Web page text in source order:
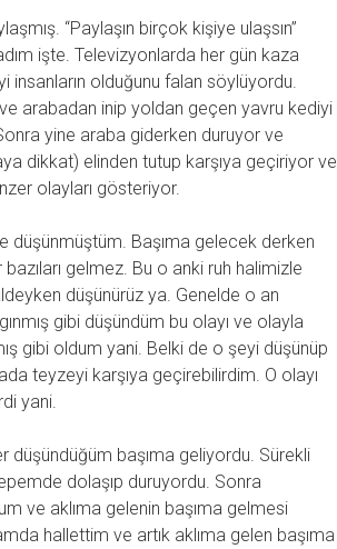
“Paylaşın birçok kişiye ulaşsın”
işte. Televizyonlarda her gün kaza
insanların olduğunu falan söylüyordu.
arabadan inip yoldan geçen yavru kediyi
yine araba giderken duruyor ve
dikkat) elinden tutup karşıya geçiriyor ve
olayları gösteriyor.
düşünmüştüm. Başıma gelecek derken
bazıları gelmez. Bu o anki ruh halimizle
düşünürüz ya. Genelde o an
gibi düşündüm bu olayı ve olayla
gibi oldum yani. Belki de o şeyi düşünüp
teyzeyi karşıya geçirebilirdim. O olayı
yani.
başıma geliyordu. Sürekli
dolaşıp duruyordu. Sonra
ve aklıma gelenin başıma gelmesi
hallettim ve artık aklıma gelen başıma